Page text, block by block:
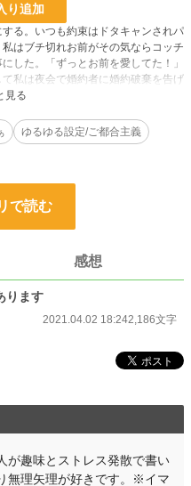
り追加
る。いつも約束はドタキャンされパ
はブチ切れお前がその気ならコッチ
した。「ずっとお前を愛してた！」
私は夜会で婚約者に婚約破棄を告げ
して怒り出す。
体型の義兄。ざまぁ。溺愛ハピエ
ゆるゆる設定/ご都合主義
で読む
感想
ります
2021.04.02 18:242,186文字
が趣味とストレス発散で書い
無理矢理が好きです。※イマ